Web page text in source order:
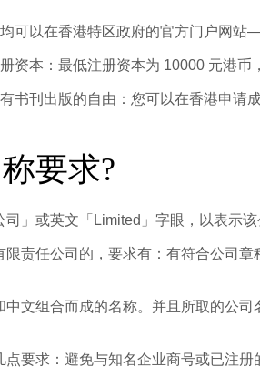
可以在香港特区政府的官方门户网
资本：最低注册资本为 10000 元港
书刊出版的自由：您可以在香港申
要求?
」或英文「Limited」字眼，以表示
责任公司的，要求有：有符合公司
文组合而成的名称。并且所取的公
要求：避免与知名企业商号或已注